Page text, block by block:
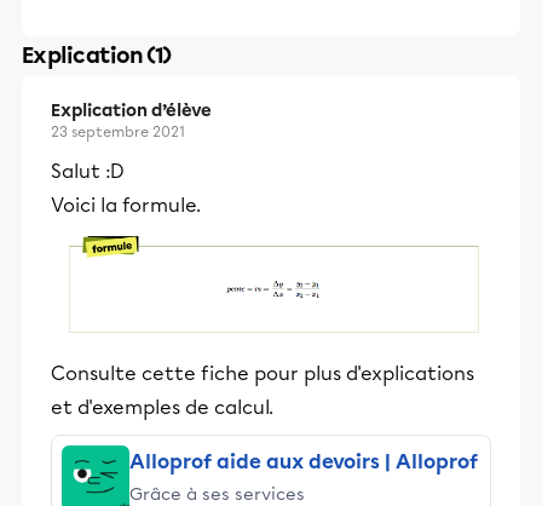
Explication (1)
Explication d’élève
23 septembre 2021
Salut :D
Voici la formule.
Consulte cette fiche pour plus d'explications
et d'exemples de calcul.
Alloprof aide aux devoirs | Alloprof
Grâce à ses services